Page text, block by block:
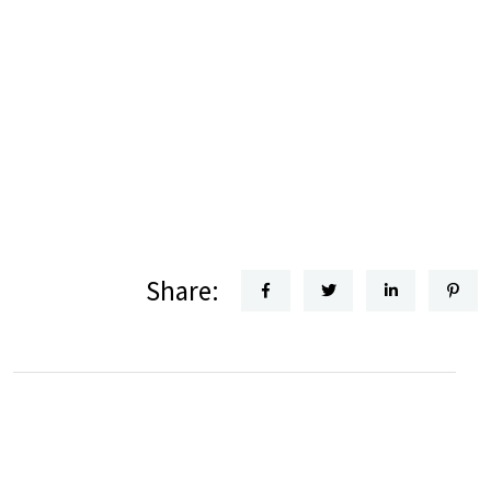
Share: